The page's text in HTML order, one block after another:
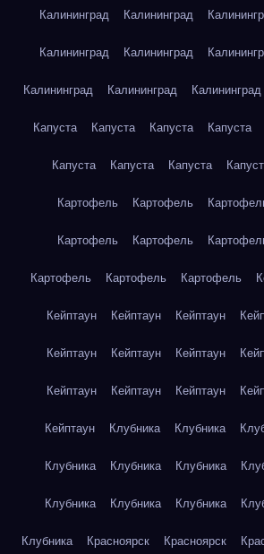
Калининград Калининград
Калининград Калининград
Калининград Калининград Калининград
Капуста Капуста Капуста Капуста
Капуста Капуста Капуста
Картофель Картофель
Картофель Картофель
Картофель Картофель Картофель
Кейптаун Кейптаун Кейптаун
Кейптаун Кейптаун Кейптаун
Кейптаун Кейптаун Кейптаун
Кейптаун Клубника Клубника
Клубника Клубника Клубника
Клубника Клубника Клубника
Клубника Красноярск Красноярск